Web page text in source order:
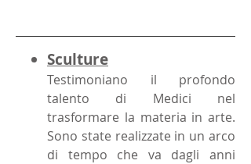
Sculture
Testimoniano il profondo
talento di Medici nel
trasformare la materia in arte.
Sono state realizzate in un arco
di tempo che va dagli anni